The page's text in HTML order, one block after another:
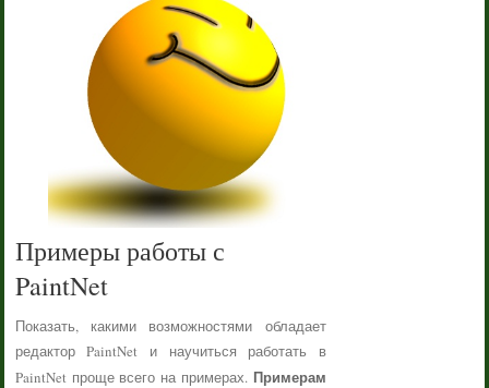
Примеры работы с
PaintNet
Показать, какими возможностями обладает
редактор PaintNet и научиться работать в
PaintNet проще всего на примерах. Примерам